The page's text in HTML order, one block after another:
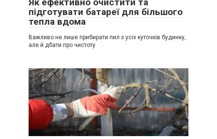
підготувати батареї для більшого
тепла вдома
Важливо не лише прибирати пил з усіх куточків будинку,
але й дбати про чистоту